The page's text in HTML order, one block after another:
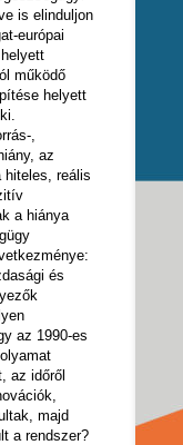
is elinduljon
európai
működő
helyett
,
az
hiteles, reális
a hiánya
és
az 1990-es
az időről
majd
a rendszer?